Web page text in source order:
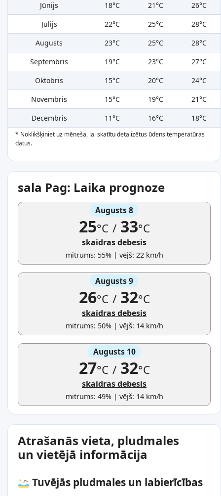
Jūnijs
18°C 21°C
26°C
Jūlijs
22°C 25°C
28°C
Augusts
23°C 25°C
28°C
Septembris
19°C 23°C
27°C
Oktobris
15°C 20°C
24°C
Novembris
15°C 19°C
21°C
Decembris
11°C 16°C 18°C
* Noklikšķiniet uz mēneša, lai skatītu detalizētus ūdens temperatūras
datus.
sala Pag: Laika prognoze
Augusts 8
25°C /33°C
skaidras debesis
mitrums: 55% | vējš: 22 km/h
Augusts 9
26°C /32°C
skaidras debesis
mitrums: 50% | vējš: 14 km/h
Augusts 10
27°C /32°C
skaidras debesis
mitrums: 49% | vējš: 14 km/h
Atrašanās vieta, pludmales
un vietējā informācija
Tuvējās pludmales un labierīcības